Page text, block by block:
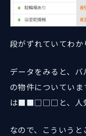
段がずれていてわか
データをみると、
の物件についてい
は■■□□□と、人気
なので、こういう